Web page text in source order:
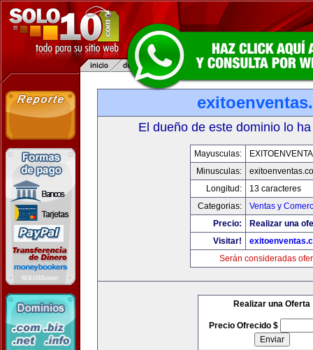
El dueño de este dominio lo
Mayusculas:
Minusculas:
Longitud:
13 caracteres
Categorias:
Ventas y
Precio:
Realizar una
Visitar!
Serán consideradas
Realizar una Oferta
Precio Ofrecido $